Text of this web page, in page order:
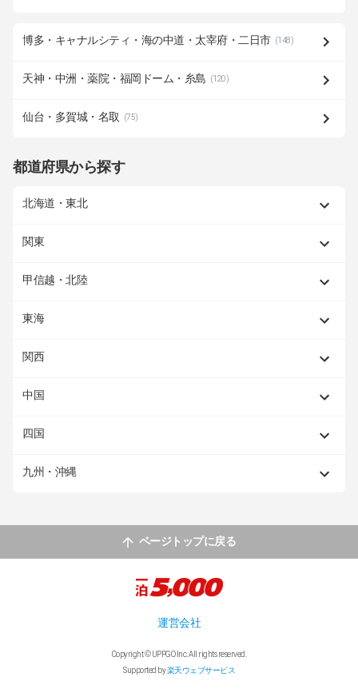
博多・キャナルシティ・海の中道・太宰府・二日市 (148)
天神・中洲・薬院・福岡ドーム・糸島 (120)
仙台・多賀城・名取 (75)
都道府県から探す
北海道・東北
関東
甲信越・北陸
東海
関西
中国
四国
九州・沖縄
ページトップに戻る
運営会社
Copyright © UPPGO Inc. All rights reserved.
Supported by楽天ウェブサービス